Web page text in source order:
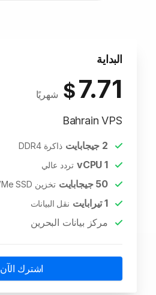
البداية
7.71
$ شهريًا
Bahrain VPS
2 جيجابايت ذاكرة DDR4
1
vCPU تردد عالي
50 جيجابايت تخزين NVMe SSD
1تيرابايت نقل البيانات
مركز بيانات البحرين
اشترك الآن